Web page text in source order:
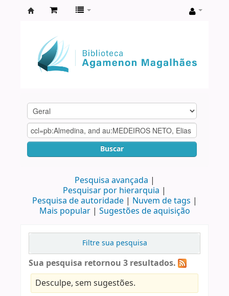
Agamenon
Magalhães
Buscar
Pesquisa avançada
Pesquisar por hierarquia
Pesquisa de autoridade
Nuvem de tags
Mais popular
Sugestões de aquisição
Filtre sua pesquisa
Sua pesquisa retornou 3 resultados.
Desculpe, sem sugestões.